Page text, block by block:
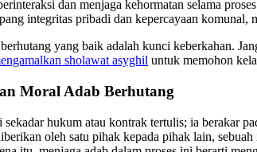
dan menjaga kehormatan selama
integritas pribadi dan kepercayaan komunal,
yang baik adalah kunci keberkahan.
sholawat asyghil untuk memohon
Moral Adab Berhutang
hukum atau kontrak tertulis; ia berakar
oleh satu pihak kepada pihak lain,